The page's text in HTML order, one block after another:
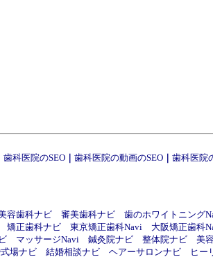
歯科医院のSEO 歯科医院の動画のSEO 歯科医院
容歯科ナビ 審美歯科ナビ 歯のホワイトニング
矯正歯科ナビ 東京矯正歯科Navi 大阪矯正歯科
マッサージNavi 鍼灸院ナビ 整体院ナビ 美
場ナビ 結婚相談ナビ ヘアーサロンナビ ヒー